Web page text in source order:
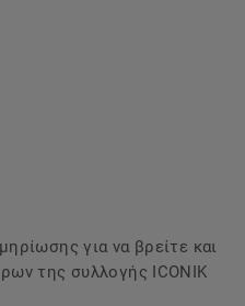
για να βρείτε και
της συλλογής ICONIK